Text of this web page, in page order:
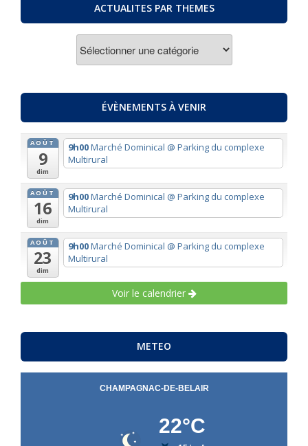
ACTUALITES PAR THEMES
ÉVÈNEMENTS À VENIR
AOÛT
9
dim
9h00Marché Dominical @ Parking du complexe
Multirural
AOÛT
16
dim
9h00Marché Dominical @ Parking du complexe
Multirural
AOÛT
23
dim
9h00Marché Dominical @ Parking du complexe
Multirural
Voir le calendrier
METEO